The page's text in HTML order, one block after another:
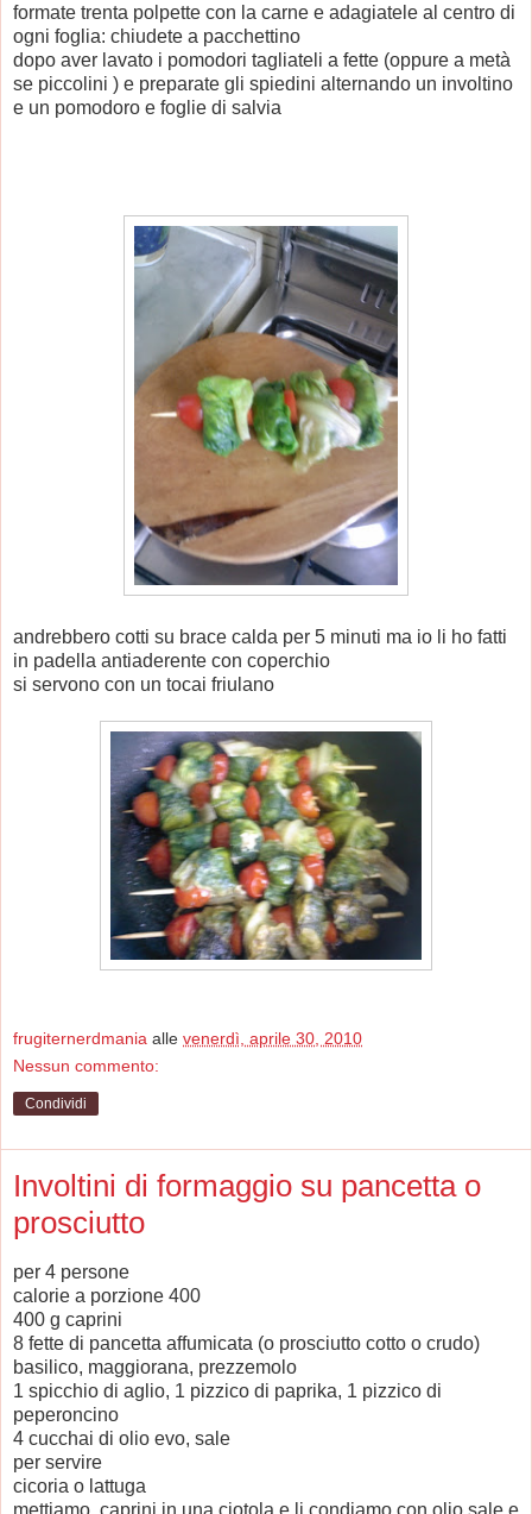
formate trenta polpette con la carne e adagiatele al centro di
ogni foglia: chiudete a pacchettino
dopo aver lavato i pomodori tagliateli a fette (oppure a metà
se piccolini ) e preparate gli spiedini alternando un involtino
e un pomodoro e foglie di salvia
andrebbero cotti su brace calda per 5 minuti ma io li ho fatti
in padella antiaderente con coperchio
si servono con un tocai friulano
frugiternerdmania alle venerdì, aprile 30, 2010
Nessun commento:
Condividi
Involtini di formaggio su pancetta o
prosciutto
per 4 persone
calorie a porzione 400
400 g caprini
8 fette di pancetta affumicata (o prosciutto cotto o crudo)
basilico, maggiorana, prezzemolo
1 spicchio di aglio, 1 pizzico di paprika, 1 pizzico di
peperoncino
4 cucchai di olio evo, sale
per servire
cicoria o lattuga